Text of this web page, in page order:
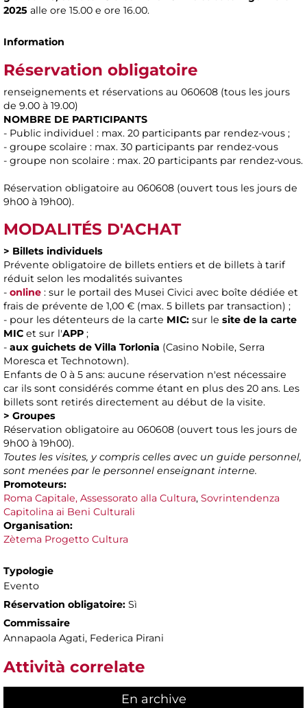
2025 alle ore 15.00 e ore 16.00.
Information
Réservation obligatoire
renseignements et réservations au 060608 (tous les jours
de 9.00 à 19.00)
NOMBRE DE PARTICIPANTS
- Public individuel : max. 20 participants par rendez-vous ;
- groupe scolaire : max. 30 participants par rendez-vous
- groupe non scolaire : max. 20 participants par rendez-vous.
Réservation obligatoire au 060608 (ouvert tous les jours de
9h00 à 19h00).
MODALITÉS D'ACHAT
> Billets individuels
Prévente obligatoire de billets entiers et de billets à tarif
réduit selon les modalités suivantes
- online : sur le portail des Musei Civici avec boîte dédiée et
frais de prévente de 1,00 € (max. 5 billets par transaction) ;
- pour les détenteurs de la carte MIC: sur le site de la carte
MIC et sur l'APP ;
- aux guichets de Villa Torlonia (Casino Nobile, Serra
Moresca et Technotown).
Enfants de 0 à 5 ans: aucune réservation n'est nécessaire
car ils sont considérés comme étant en plus des 20 ans. Les
billets sont retirés directement au début de la visite.
> Groupes
Réservation obligatoire au 060608 (ouvert tous les jours de
9h00 à 19h00).
Toutes les visites, y compris celles avec un guide personnel,
sont menées par le personnel enseignant interne.
Promoteurs:
Roma Capitale, Assessorato alla Cultura, Sovrintendenza
Capitolina ai Beni Culturali
Organisation:
Zètema Progetto Cultura
Typologie
Evento
Réservation obligatoire: Sì
Commissaire
Annapaola Agati, Federica Pirani
Attività correlate
En archive